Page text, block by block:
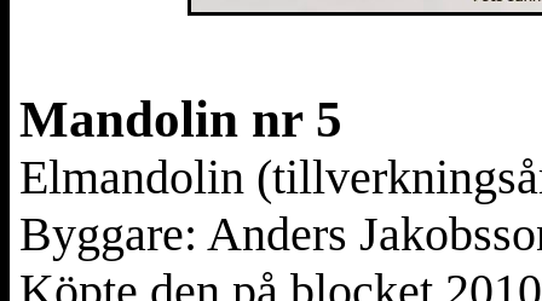
Mandolin nr 5
Elmandolin (t
Byggare: Anders